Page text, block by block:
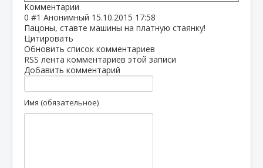
Комментарии
0 #1 Анонимный 15.10.2015 17:58
Пацоны, ставте машины на платную стаянку!
Цитировать
Обновить список комментариев
RSS лента комментариев этой записи
Добавить комментарий
Имя (обязательное)